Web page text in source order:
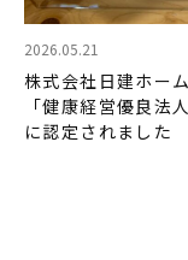
イベ
住ま
お客
2026.05.21
株式会社日建ホー
「健康経営優良法
に認定されました